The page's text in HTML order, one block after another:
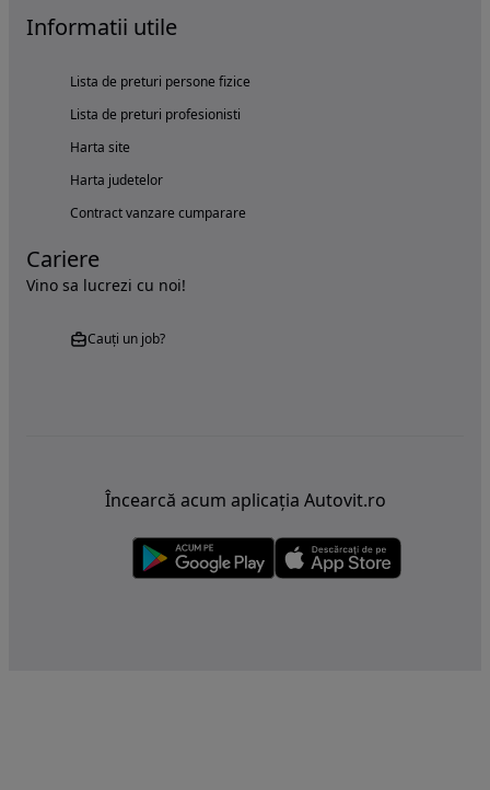
Informatii utile
Lista de preturi persone fizice
Lista de preturi profesionisti
Harta site
Harta judetelor
Contract vanzare cumparare
Cariere
Vino sa lucrezi cu noi!
Cauți un job?
Încearcă acum aplicația Autovit.ro